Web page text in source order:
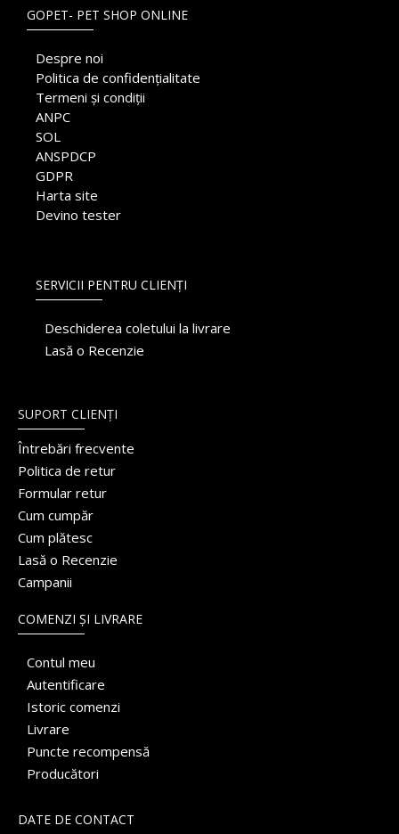
GOPET- PET SHOP ONLINE
Despre noi
Politica de confidențialitate
Termeni și condiții
ANPC
SOL
ANSPDCP
GDPR
Harta site
Devino tester
SERVICII PENTRU CLIENȚI
Deschiderea coletului la livrare
Lasă o Recenzie
SUPORT CLIENȚI
Întrebări frecvente
Politica de retur
Formular retur
Cum cumpăr
Cum plătesc
Lasă o Recenzie
Campanii
COMENZI ȘI LIVRARE
Contul meu
Autentificare
Istoric comenzi
Livrare
Puncte recompensă
Producători
DATE DE CONTACT